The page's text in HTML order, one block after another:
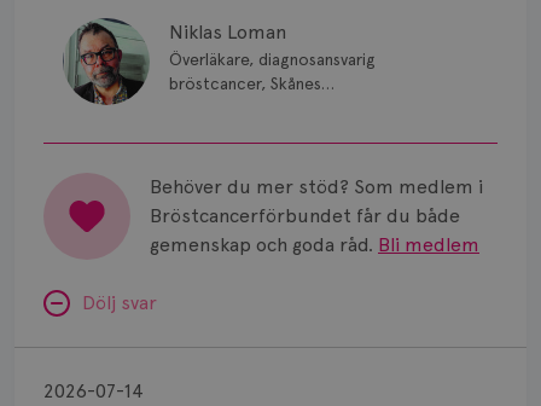
Niklas Loman
Överläkare, diagnosansvarig
bröstcancer, Skånes
Behöver du mer stöd? Som medlem i
Bröstcancerförbundet får du både
gemenskap och goda råd. Bli medlem
Dölj svar
2026-07-14